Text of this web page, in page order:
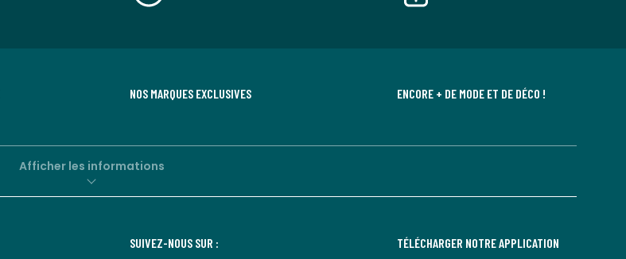
NOS MARQUES EXCLUSIVES ENCORE + DE MODE ET DE DÉCO !
Afficher les informations
SUIVEZ-NOUS SUR : TÉLÉCHARGER NOTRE APPLICATION